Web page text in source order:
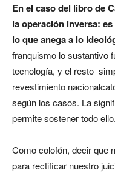
En el caso del libro de
la operación inversa:
lo que anega a lo
franquismo lo sustantivo
tecnología, y el resto
revestimiento
según los casos. La
permite sostener todo ello.
Como colofón, decir que
para rectificar nuestro